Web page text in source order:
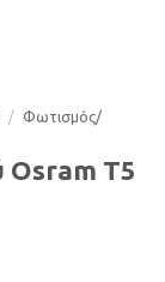
/ Φωτισµός/
Osram T5